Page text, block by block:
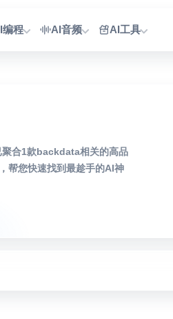
编程 AI音频 AI工具
合1款backdata相关的高品
帮您快速找到最趁手的AI神